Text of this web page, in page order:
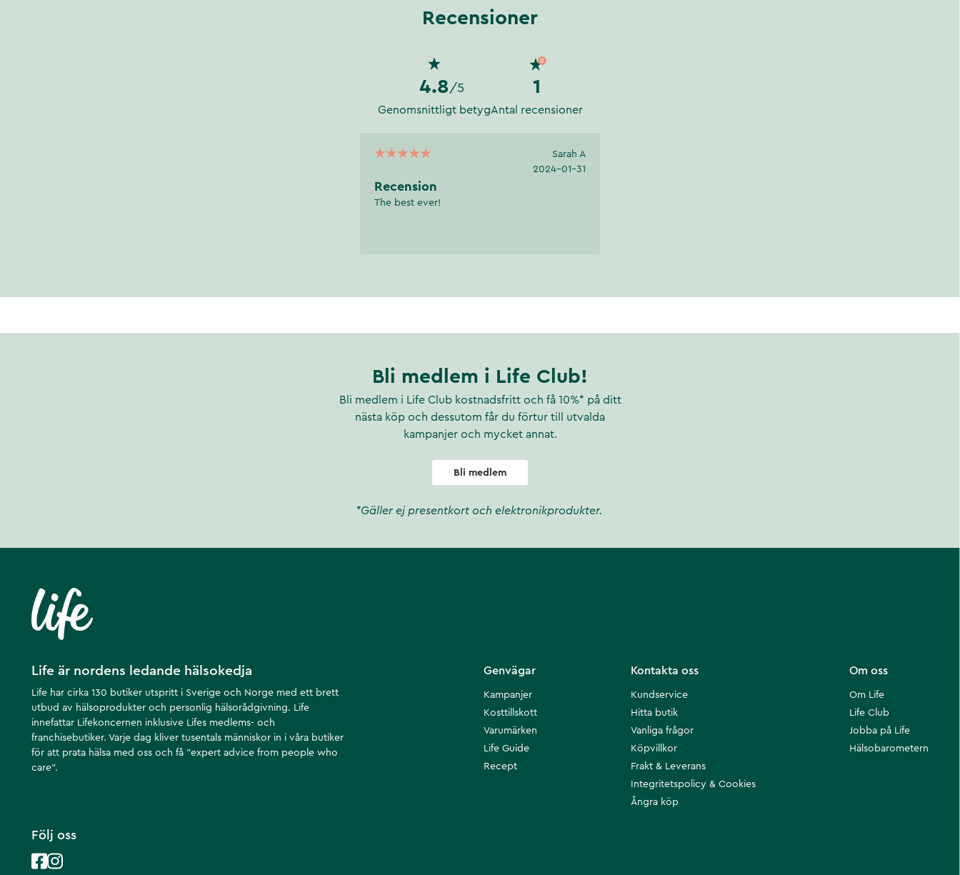
Recensioner
4.8 /5
Genomsnittligt betyg
1
Antal recensioner
Sarah A
2024-01-31
Recension
The best ever!
Bli medlem i Life Club!
Bli medlem i Life Club kostnadsfritt och få 10%* på ditt
nästa köp och dessutom får du förtur till utvalda
kampanjer och mycket annat.
Bli medlem
*Gäller ej presentkort och elektronikprodukter.
Life är nordens ledande hälsokedja
Life har cirka 130 butiker utspritt i Sverige och Norge med ett brett
utbud av hälsoprodukter och personlig hälsorådgivning. Life
innefattar Lifekoncernen inklusive Lifes medlems- och
franchisebutiker. Varje dag kliver tusentals människor in i våra butiker
för att prata hälsa med oss och få ”expert advice from people who
care”.
Om oss
Om Life
Life Club
Jobba på Life
Hälsobarometern
Kontakta oss
Kundservice
Hitta butik
Vanliga frågor
Köpvillkor
Frakt & Leverans
Integritetspolicy & Cookies
Ångra köp
Genvägar
Kampanjer
Kosttillskott
Varumärken
Life Guide
Recept
Följ oss